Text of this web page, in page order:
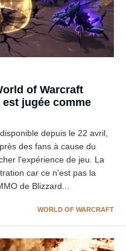
of Warcraft
jugée comme
depuis le 22 avril,
des fans à cause du
l'expérience de jeu. La
car ce n'est pas la
de Blizzard...
WORLD OF WARCRAFT